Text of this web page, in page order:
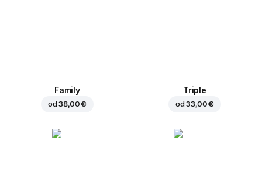
Family
od38,00 €
Triple
od33,00 €